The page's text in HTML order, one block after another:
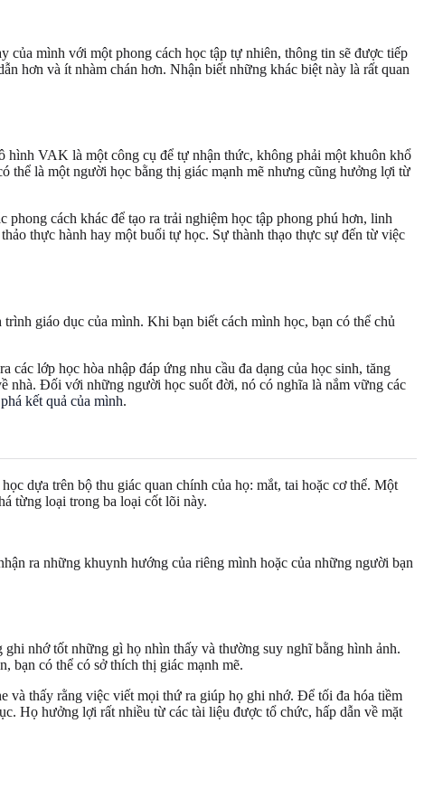
của mình với một phong cách học tập tự nhiên, thông tin sẽ được tiếp
hơn và ít nhàm chán hơn. Nhận biết những khác biệt này là rất quan
hình VAK là một công cụ để tự nhận thức, không phải một khuôn khổ
thể là một người học bằng thị giác mạnh mẽ nhưng cũng hưởng lợi từ
cách khác để tạo ra trải nghiệm học tập phong phú hơn, linh
thực hành hay một buổi tự học. Sự thành thạo thực sự đến từ việc
giáo dục của mình. Khi bạn biết cách mình học, bạn có thể chủ
lớp học hòa nhập đáp ứng nhu cầu đa dạng của học sinh, tăng
nhà. Đối với những người học suốt đời, nó có nghĩa là nắm vững các
kết quả của mình.
dựa trên bộ thu giác quan chính của họ: mắt, tai hoặc cơ thể. Một
từng loại trong ba loại cốt lõi này.
ra những khuynh hướng của riêng mình hoặc của những người bạn
nhớ tốt những gì họ nhìn thấy và thường suy nghĩ bằng hình ảnh.
bạn có thể có sở thích thị giác mạnh mẽ.
và thấy rằng việc viết mọi thứ ra giúp họ ghi nhớ. Để tối đa hóa tiềm
Họ hưởng lợi rất nhiều từ các tài liệu được tổ chức, hấp dẫn về mặt